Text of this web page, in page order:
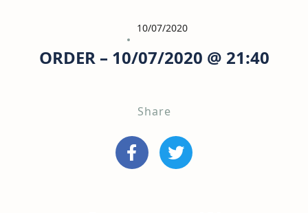
10/07/2020
ORDER – 10/07/2020 @ 21:40
Share